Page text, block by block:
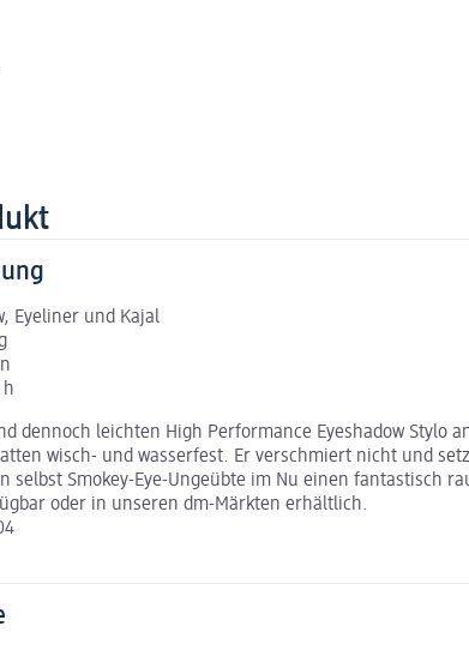
Eyeliner und Kajal
h
dennoch leichten High Performance Eyeshadow Stylo
wisch- und wasserfest. Er verschmiert nicht und
selbst Smokey-Eye-Ungeübte im Nu einen fantastisch
oder in unseren dm-Märkten erhältlich.